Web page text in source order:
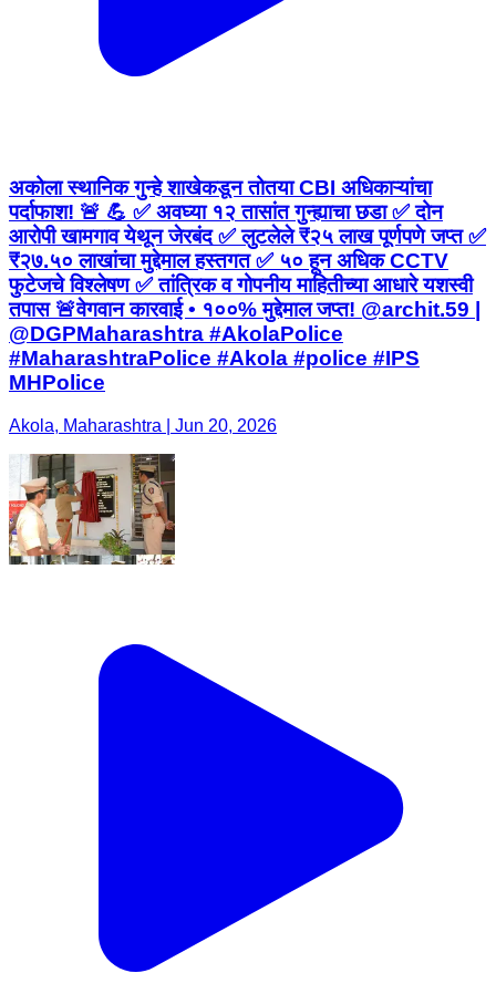
अकोला स्थानिक गुन्हे शाखेकडून तोतया CBI अधिकाऱ्यांचा
पर्दाफाश! 🚨 💪 ✅ अवघ्या १२ तासांत गुन्ह्याचा छडा ✅ दोन
आरोपी खामगाव येथून जेरबंद ✅ लुटलेले ₹२५ लाख पूर्णपणे जप्त ✅
₹२७.५० लाखांचा मुद्देमाल हस्तगत ✅ ५० हून अधिक CCTV
फुटेजचे विश्लेषण ✅ तांत्रिक व गोपनीय माहितीच्या आधारे यशस्वी
तपास 🚨वेगवान कारवाई • १००% मुद्देमाल जप्त! @archit.59 |
@DGPMaharashtra #AkolaPolice
#MaharashtraPolice #Akola #police #IPS
MHPolice
Akola, Maharashtra | Jun 20, 2026